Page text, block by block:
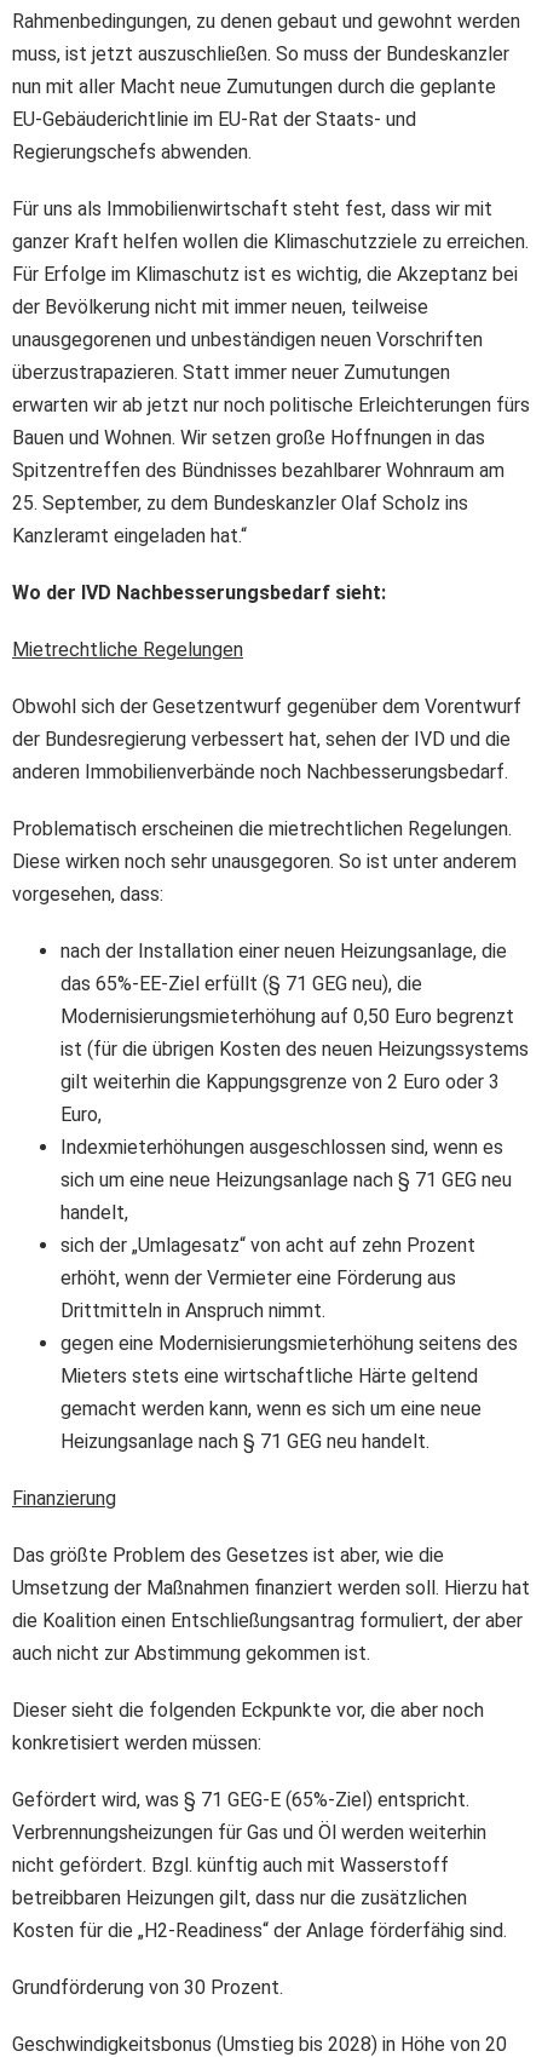
Rahmenbedingungen, zu denen gebaut und gewohnt werden
muss, ist jetzt auszuschließen. So muss der Bundeskanzler
nun mit aller Macht neue Zumutungen durch die geplante
EU-Gebäuderichtlinie im EU-Rat der Staats- und
Regierungschefs abwenden.
Für uns als Immobilienwirtschaft steht fest, dass wir mit
ganzer Kraft helfen wollen die Klimaschutzziele zu erreichen.
Für Erfolge im Klimaschutz ist es wichtig, die Akzeptanz bei
der Bevölkerung nicht mit immer neuen, teilweise
unausgegorenen und unbeständigen neuen Vorschriften
überzustrapazieren. Statt immer neuer Zumutungen
erwarten wir ab jetzt nur noch politische Erleichterungen fürs
Bauen und Wohnen. Wir setzen große Hoffnungen in das
Spitzentreffen des Bündnisses bezahlbarer Wohnraum am
25. September, zu dem Bundeskanzler Olaf Scholz ins
Kanzleramt eingeladen hat.“
Wo der IVD Nachbesserungsbedarf sieht:
Mietrechtliche Regelungen
Obwohl sich der Gesetzentwurf gegenüber dem Vorentwurf
der Bundesregierung verbessert hat, sehen der IVD und die
anderen Immobilienverbände noch Nachbesserungsbedarf.
Problematisch erscheinen die mietrechtlichen Regelungen.
Diese wirken noch sehr unausgegoren. So ist unter anderem
vorgesehen, dass:
nach der Installation einer neuen Heizungsanlage, die
das 65%-EE-Ziel erfüllt (§ 71 GEG neu), die
Modernisierungsmieterhöhung auf 0,50 Euro begrenzt
ist (für die übrigen Kosten des neuen Heizungssystems
gilt weiterhin die Kappungsgrenze von 2 Euro oder 3
Euro,
Indexmieterhöhungen ausgeschlossen sind, wenn es
sich um eine neue Heizungsanlage nach § 71 GEG neu
handelt,
sich der „Umlagesatz“ von acht auf zehn Prozent
erhöht, wenn der Vermieter eine Förderung aus
Drittmitteln in Anspruch nimmt.
gegen eine Modernisierungsmieterhöhung seitens des
Mieters stets eine wirtschaftliche Härte geltend
gemacht werden kann, wenn es sich um eine neue
Heizungsanlage nach § 71 GEG neu handelt.
Finanzierung
Das größte Problem des Gesetzes ist aber, wie die
Umsetzung der Maßnahmen finanziert werden soll. Hierzu hat
die Koalition einen Entschließungsantrag formuliert, der aber
auch nicht zur Abstimmung gekommen ist.
Dieser sieht die folgenden Eckpunkte vor, die aber noch
konkretisiert werden müssen:
Gefördert wird, was § 71 GEG-E (65%-Ziel) entspricht.
Verbrennungsheizungen für Gas und Öl werden weiterhin
nicht gefördert. Bzgl. künftig auch mit Wasserstoff
betreibbaren Heizungen gilt, dass nur die zusätzlichen
Kosten für die „H2-Readiness“ der Anlage förderfähig sind.
Grundförderung von 30 Prozent.
Geschwindigkeitsbonus (Umstieg bis 2028) in Höhe von 20